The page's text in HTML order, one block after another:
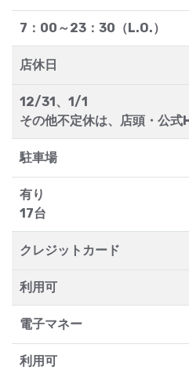
7：00～23：30（L.O.）
店休日
12/31、1/1
その他不定休は、店頭・公式
駐車場
有り
17台
クレジットカード
利用可
電子マネー
利用可